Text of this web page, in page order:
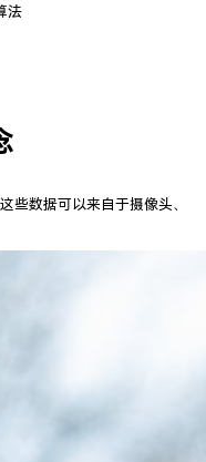
法
些数据可以来自于摄像头、